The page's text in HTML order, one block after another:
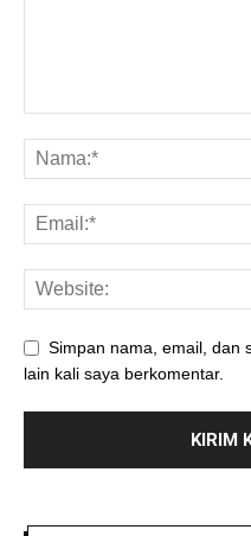
Simpan nama, email, dan
lain kali saya berkomentar.